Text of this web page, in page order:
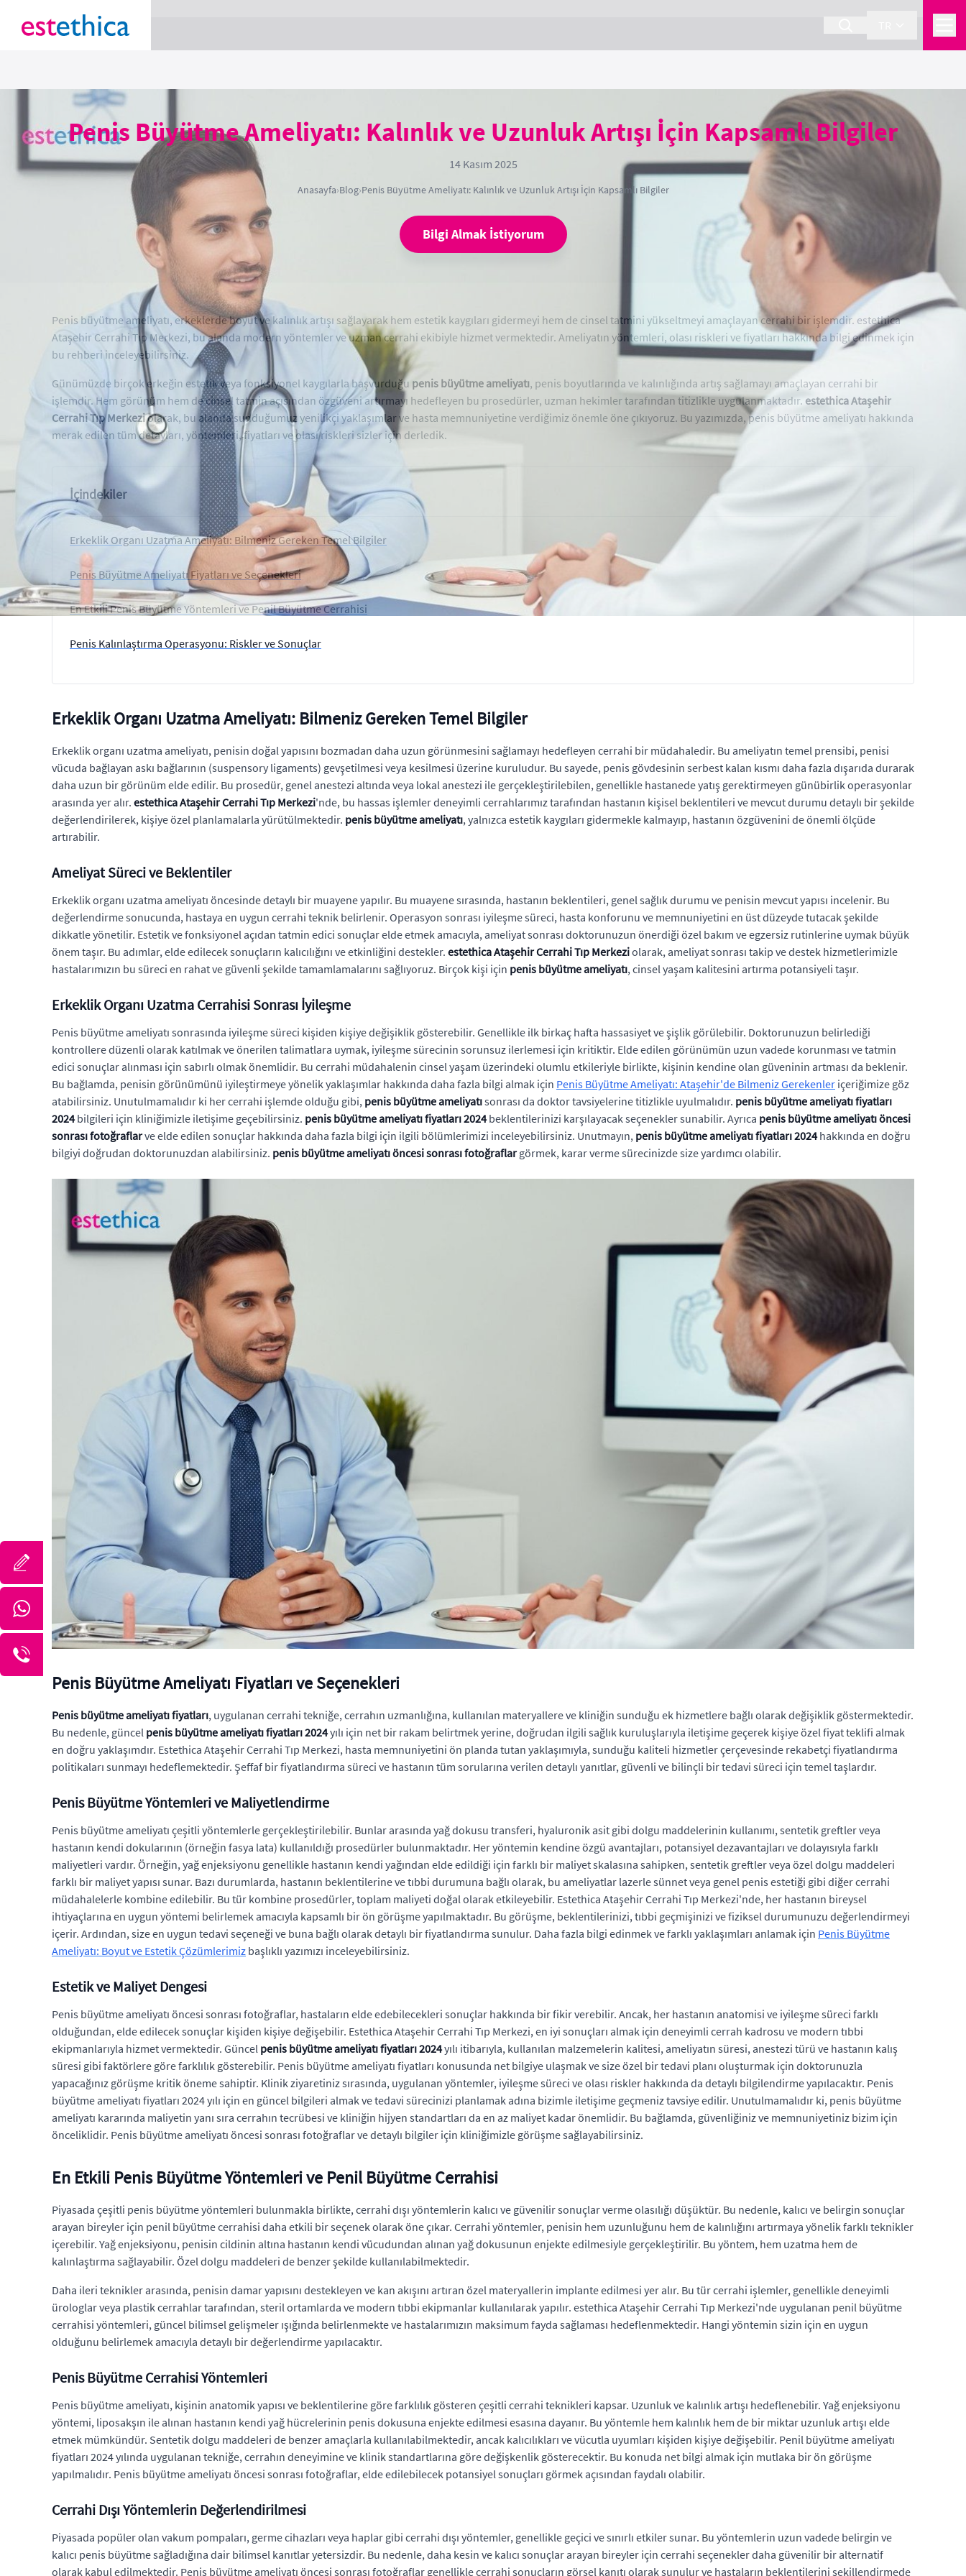
Penis Büyütme Ameliyatı: Kalınlık ve Uzunluk Artışı İçin Kapsamlı Bilgiler
14 Kasım 2025
Anasayfa›Blog›Penis Büyütme Ameliyatı: Kalınlık ve Uzunluk Artışı İçin Kapsamlı Bilgiler
Bilgi Almak İstiyorum
Penis büyütme ameliyatı, erkeklerde boyut ve kalınlık artışı sağlayarak hem estetik kaygıları gidermeyi hem de cinsel tatmini yükseltmeyi amaçlayan cerrahi bir işlemdir. estethica
Ataşehir Cerrahi Tıp Merkezi, bu alanda modern yöntemler ve uzman cerrahi ekibiyle hizmet vermektedir. Ameliyatın yöntemleri, olası riskleri ve fiyatları hakkında bilgi edinmek için
bu rehberi inceleyebilirsiniz.
Günümüzde birçok erkeğin estetik veya fonksiyonel kaygılarla başvurduğu penis büyütme ameliyatı, penis boyutlarında ve kalınlığında artış sağlamayı amaçlayan cerrahi bir
işlemdir. Hem görünüm hem de cinsel tatmin açısından özgüveni artırmayı hedefleyen bu prosedürler, uzman hekimler tarafından titizlikle uygulanmaktadır. estethica Ataşehir
Cerrahi Tıp Merkeziolarak, bu alanda sunduğumuz yenilikçi yaklaşımlar ve hasta memnuniyetine verdiğimiz önemle öne çıkıyoruz. Bu yazımızda, penis büyütme ameliyatı hakkında
merak edilen tüm detayları, yöntemleri, fiyatları ve olası riskleri sizler için derledik.
İçindekiler
Erkeklik Organı Uzatma Ameliyatı: Bilmeniz Gereken Temel Bilgiler
Penis Büyütme Ameliyatı Fiyatları ve Seçenekleri
En Etkili Penis Büyütme Yöntemleri ve Penil Büyütme Cerrahisi
Penis Kalınlaştırma Operasyonu: Riskler ve Sonuçlar
Erkeklik Organı Uzatma Ameliyatı: Bilmeniz Gereken Temel Bilgiler
Erkeklik organı uzatma ameliyatı, penisin doğal yapısını bozmadan daha uzun görünmesini sağlamayı hedefleyen cerrahi bir müdahaledir. Bu ameliyatın temel prensibi, penisi
vücuda bağlayan askı bağlarının (suspensory ligaments) gevşetilmesi veya kesilmesi üzerine kuruludur. Bu sayede, penis gövdesinin serbest kalan kısmı daha fazla dışarıda durarak
daha uzun bir görünüm elde edilir. Bu prosedür, genel anestezi altında veya lokal anestezi ile gerçekleştirilebilen, genellikle hastanede yatış gerektirmeyen günübirlik operasyonlar
arasında yer alır. estethica Ataşehir Cerrahi Tıp Merkezi'nde, bu hassas işlemler deneyimli cerrahlarımız tarafından hastanın kişisel beklentileri ve mevcut durumu detaylı bir şekilde
değerlendirilerek, kişiye özel planlamalarla yürütülmektedir. penis büyütme ameliyatı, yalnızca estetik kaygıları gidermekle kalmayıp, hastanın özgüvenini de önemli ölçüde
artırabilir.
Ameliyat Süreci ve Beklentiler
Erkeklik organı uzatma ameliyatı öncesinde detaylı bir muayene yapılır. Bu muayene sırasında, hastanın beklentileri, genel sağlık durumu ve penisin mevcut yapısı incelenir. Bu
değerlendirme sonucunda, hastaya en uygun cerrahi teknik belirlenir. Operasyon sonrası iyileşme süreci, hasta konforunu ve memnuniyetini en üst düzeyde tutacak şekilde
dikkatle yönetilir. Estetik ve fonksiyonel açıdan tatmin edici sonuçlar elde etmek amacıyla, ameliyat sonrası doktorunuzun önerdiği özel bakım ve egzersiz rutinlerine uymak büyük
önem taşır. Bu adımlar, elde edilecek sonuçların kalıcılığını ve etkinliğini destekler. estethica Ataşehir Cerrahi Tıp Merkeziolarak, ameliyat sonrası takip ve destek hizmetlerimizle
hastalarımızın bu süreci en rahat ve güvenli şekilde tamamlamalarını sağlıyoruz. Birçok kişi için penis büyütme ameliyatı, cinsel yaşam kalitesini artırma potansiyeli taşır.
Erkeklik Organı Uzatma Cerrahisi Sonrası İyileşme
Penis büyütme ameliyatı sonrasında iyileşme süreci kişiden kişiye değişiklik gösterebilir. Genellikle ilk birkaç hafta hassasiyet ve şişlik görülebilir. Doktorunuzun belirlediği
kontrollere düzenli olarak katılmak ve önerilen talimatlara uymak, iyileşme sürecinin sorunsuz ilerlemesi için kritiktir. Elde edilen görünümün uzun vadede korunması ve tatmin
edici sonuçlar alınması için sabırlı olmak önemlidir. Bu cerrahi müdahalenin cinsel yaşam üzerindeki olumlu etkileriyle birlikte, kişinin kendine olan güveninin artması da beklenir.
Bu bağlamda, penisin görünümünü iyileştirmeye yönelik yaklaşımlar hakkında daha fazla bilgi almak için Penis Büyütme Ameliyatı: Ataşehir'de Bilmeniz Gerekenler içeriğimize göz
atabilirsiniz. Unutulmamalıdır ki her cerrahi işlemde olduğu gibi, penis büyütme ameliyatısonrası da doktor tavsiyelerine titizlikle uyulmalıdır. penis büyütme ameliyatı fiyatları
2024bilgileri için kliniğimizle iletişime geçebilirsiniz. penis büyütme ameliyatı fiyatları 2024beklentilerinizi karşılayacak seçenekler sunabilir. Ayrıca penis büyütme ameliyatı öncesi
sonrası fotoğraflarve elde edilen sonuçlar hakkında daha fazla bilgi için ilgili bölümlerimizi inceleyebilirsiniz. Unutmayın, penis büyütme ameliyatı fiyatları 2024hakkında en doğru
bilgiyi doğrudan doktorunuzdan alabilirsiniz. penis büyütme ameliyatı öncesi sonrası fotoğraflargörmek, karar verme sürecinizde size yardımcı olabilir.
Penis Büyütme Ameliyatı Fiyatları ve Seçenekleri
Penis büyütme ameliyatı fiyatları, uygulanan cerrahi tekniğe, cerrahın uzmanlığına, kullanılan materyallere ve kliniğin sunduğu ek hizmetlere bağlı olarak değişiklik göstermektedir.
Bu nedenle, güncel penis büyütme ameliyatı fiyatları 2024yılı için net bir rakam belirtmek yerine, doğrudan ilgili sağlık kuruluşlarıyla iletişime geçerek kişiye özel fiyat teklifi almak
en doğru yaklaşımdır. Estethica Ataşehir Cerrahi Tıp Merkezi, hasta memnuniyetini ön planda tutan yaklaşımıyla, sunduğu kaliteli hizmetler çerçevesinde rekabetçi fiyatlandırma
politikaları sunmayı hedeflemektedir. Şeffaf bir fiyatlandırma süreci ve hastanın tüm sorularına verilen detaylı yanıtlar, güvenli ve bilinçli bir tedavi süreci için temel taşlardır.
Penis Büyütme Yöntemleri ve Maliyetlendirme
Penis büyütme ameliyatı çeşitli yöntemlerle gerçekleştirilebilir. Bunlar arasında yağ dokusu transferi, hyaluronik asit gibi dolgu maddelerinin kullanımı, sentetik greftler veya
hastanın kendi dokularının (örneğin fasya lata) kullanıldığı prosedürler bulunmaktadır. Her yöntemin kendine özgü avantajları, potansiyel dezavantajları ve dolayısıyla farklı
maliyetleri vardır. Örneğin, yağ enjeksiyonu genellikle hastanın kendi yağından elde edildiği için farklı bir maliyet skalasına sahipken, sentetik greftler veya özel dolgu maddeleri
farklı bir maliyet yapısı sunar. Bazı durumlarda, hastanın beklentilerine ve tıbbi durumuna bağlı olarak, bu ameliyatlar lazerle sünnet veya genel penis estetiği gibi diğer cerrahi
müdahalelerle kombine edilebilir. Bu tür kombine prosedürler, toplam maliyeti doğal olarak etkileyebilir. Estethica Ataşehir Cerrahi Tıp Merkezi'nde, her hastanın bireysel
ihtiyaçlarına en uygun yöntemi belirlemek amacıyla kapsamlı bir ön görüşme yapılmaktadır. Bu görüşme, beklentilerinizi, tıbbi geçmişinizi ve fiziksel durumunuzu değerlendirmeyi
içerir. Ardından, size en uygun tedavi seçeneği ve buna bağlı olarak detaylı bir fiyatlandırma sunulur. Daha fazla bilgi edinmek ve farklı yaklaşımları anlamak için Penis Büyütme
Ameliyatı: Boyut ve Estetik Çözümlerimiz başlıklı yazımızı inceleyebilirsiniz.
Estetik ve Maliyet Dengesi
Penis büyütme ameliyatı öncesi sonrası fotoğraflar, hastaların elde edebilecekleri sonuçlar hakkında bir fikir verebilir. Ancak, her hastanın anatomisi ve iyileşme süreci farklı
olduğundan, elde edilecek sonuçlar kişiden kişiye değişebilir. Estethica Ataşehir Cerrahi Tıp Merkezi, en iyi sonuçları almak için deneyimli cerrah kadrosu ve modern tıbbi
ekipmanlarıyla hizmet vermektedir. Güncel penis büyütme ameliyatı fiyatları 2024yılı itibarıyla, kullanılan malzemelerin kalitesi, ameliyatın süresi, anestezi türü ve hastanın kalış
süresi gibi faktörlere göre farklılık gösterebilir. Penis büyütme ameliyatı fiyatları konusunda net bilgiye ulaşmak ve size özel bir tedavi planı oluşturmak için doktorunuzla
yapacağınız görüşme kritik öneme sahiptir. Klinik ziyaretiniz sırasında, uygulanan yöntemler, iyileşme süreci ve olası riskler hakkında da detaylı bilgilendirme yapılacaktır. Penis
büyütme ameliyatı fiyatları 2024 yılı için en güncel bilgileri almak ve tedavi sürecinizi planlamak adına bizimle iletişime geçmeniz tavsiye edilir. Unutulmamalıdır ki, penis büyütme
ameliyatı kararında maliyetin yanı sıra cerrahın tecrübesi ve kliniğin hijyen standartları da en az maliyet kadar önemlidir. Bu bağlamda, güvenliğiniz ve memnuniyetiniz bizim için
önceliklidir. Penis büyütme ameliyatı öncesi sonrası fotoğraflar ve detaylı bilgiler için kliniğimizle görüşme sağlayabilirsiniz.
En Etkili Penis Büyütme Yöntemleri ve Penil Büyütme Cerrahisi
Piyasada çeşitli penis büyütme yöntemleri bulunmakla birlikte, cerrahi dışı yöntemlerin kalıcı ve güvenilir sonuçlar verme olasılığı düşüktür. Bu nedenle, kalıcı ve belirgin sonuçlar
arayan bireyler için penil büyütme cerrahisi daha etkili bir seçenek olarak öne çıkar. Cerrahi yöntemler, penisin hem uzunluğunu hem de kalınlığını artırmaya yönelik farklı teknikler
içerebilir. Yağ enjeksiyonu, penisin cildinin altına hastanın kendi vücudundan alınan yağ dokusunun enjekte edilmesiyle gerçekleştirilir. Bu yöntem, hem uzatma hem de
kalınlaştırma sağlayabilir. Özel dolgu maddeleri de benzer şekilde kullanılabilmektedir.
Daha ileri teknikler arasında, penisin damar yapısını destekleyen ve kan akışını artıran özel materyallerin implante edilmesi yer alır. Bu tür cerrahi işlemler, genellikle deneyimli
ürologlar veya plastik cerrahlar tarafından, steril ortamlarda ve modern tıbbi ekipmanlar kullanılarak yapılır. estethica Ataşehir Cerrahi Tıp Merkezi'nde uygulanan penil büyütme
cerrahisi yöntemleri, güncel bilimsel gelişmeler ışığında belirlenmekte ve hastalarımızın maksimum fayda sağlaması hedeflenmektedir. Hangi yöntemin sizin için en uygun
olduğunu belirlemek amacıyla detaylı bir değerlendirme yapılacaktır.
Penis Büyütme Cerrahisi Yöntemleri
Penis büyütme ameliyatı, kişinin anatomik yapısı ve beklentilerine göre farklılık gösteren çeşitli cerrahi teknikleri kapsar. Uzunluk ve kalınlık artışı hedeflenebilir. Yağ enjeksiyonu
yöntemi, liposakşın ile alınan hastanın kendi yağ hücrelerinin penis dokusuna enjekte edilmesi esasına dayanır. Bu yöntemle hem kalınlık hem de bir miktar uzunluk artışı elde
etmek mümkündür. Sentetik dolgu maddeleri de benzer amaçlarla kullanılabilmektedir, ancak kalıcılıkları ve vücutla uyumları kişiden kişiye değişebilir. Penil büyütme ameliyatı
fiyatları 2024 yılında uygulanan tekniğe, cerrahın deneyimine ve klinik standartlarına göre değişkenlik gösterecektir. Bu konuda net bilgi almak için mutlaka bir ön görüşme
yapılmalıdır. Penis büyütme ameliyatı öncesi sonrası fotoğraflar, elde edilebilecek potansiyel sonuçları görmek açısından faydalı olabilir.
Cerrahi Dışı Yöntemlerin Değerlendirilmesi
Piyasada popüler olan vakum pompaları, germe cihazları veya haplar gibi cerrahi dışı yöntemler, genellikle geçici ve sınırlı etkiler sunar. Bu yöntemlerin uzun vadede belirgin ve
kalıcı penis büyütme sağladığına dair bilimsel kanıtlar yetersizdir. Bu nedenle, daha kesin ve kalıcı sonuçlar arayan bireyler için cerrahi seçenekler daha güvenilir bir alternatif
olarak kabul edilmektedir. Penis büyütme ameliyatı öncesi sonrası fotoğraflar genellikle cerrahi sonuçların görsel kanıtı olarak sunulur ve hastaların beklentilerini şekillendirmede